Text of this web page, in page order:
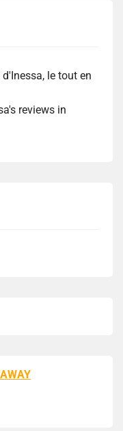
le tout en
reviews in